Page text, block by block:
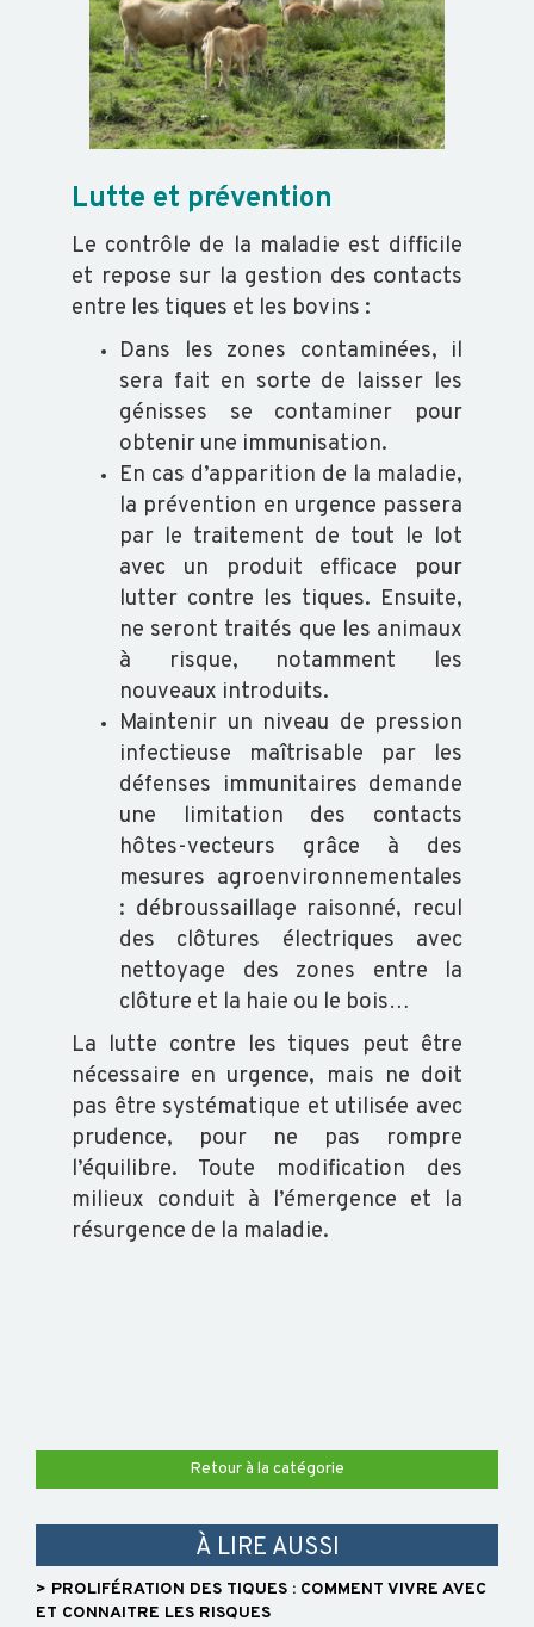
SALMONELLES
Lutte et prévention
Le contrôle de la maladie est difficile
et repose sur la gestion des contacts
entre les tiques et les bovins :
Dans les zones contaminées, il
sera fait en sorte de laisser les
génisses se contaminer pour
obtenir une immunisation.
En cas d’apparition de la maladie,
la prévention en urgence passera
par le traitement de tout le lot
avec un produit efficace pour
lutter contre les tiques. Ensuite,
ne seront traités que les animaux
à risque, notamment les
nouveaux introduits.
Maintenir un niveau de pression
infectieuse maîtrisable par les
défenses immunitaires demande
une limitation des contacts
hôtes-vecteurs grâce à des
mesures agroenvironnementales
: débroussaillage raisonné, recul
des clôtures électriques avec
nettoyage des zones entre la
clôture et la haie ou le bois…
La lutte contre les tiques peut être
nécessaire en urgence, mais ne doit
pas être systématique et utilisée avec
prudence, pour ne pas rompre
l’équilibre. Toute modification des
milieux conduit à l’émergence et la
résurgence de la maladie.
Retour à la catégorie
À LIRE AUSSI
> PROLIFÉRATION DES TIQUES : COMMENT VIVRE AVEC
ET CONNAITRE LES RISQUES